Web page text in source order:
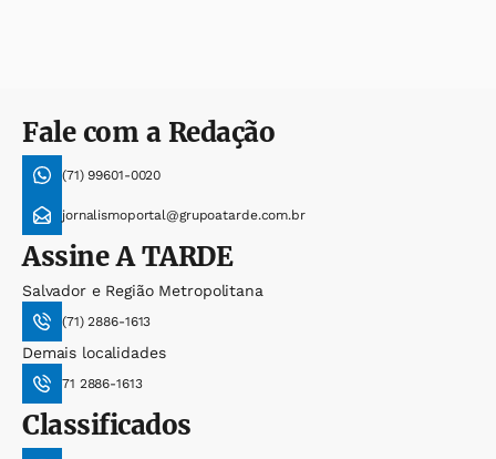
Fale com a Redação
(71) 99601-0020
jornalismoportal@grupoatarde.com.br
AssineA TARDE
Salvador e Região Metropolitana
(71) 2886-1613
Demais localidades
71 2886-1613
Classificados